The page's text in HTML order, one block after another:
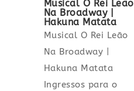
Musical O Rei Leão
Na Broadway |
Hakuna Matata
Musical O Rei Leão
Na Broadway |
Hakuna Matata
Ingressos para o